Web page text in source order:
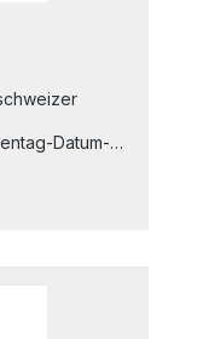
Datum-
aufwendig
einem